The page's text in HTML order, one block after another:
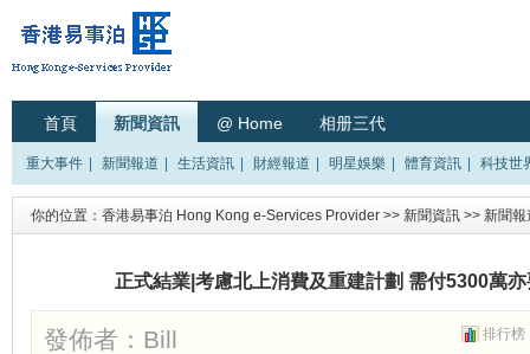
首頁 新聞資訊 @ Home 相册三代
重大事件 新聞報道 生活資訊 財經報道 明星娛樂 體育資訊 科技世
你的位置： 香港易事泊 Hong Kong e-Services Provider >> 新聞資訊 >> 新聞報
正式結業|考慮北上消費及重建計劃 需付5300萬
排行榜
發佈者： Bill